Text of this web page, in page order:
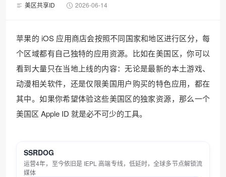
美区共享ID 2026-06-14
苹果的 iOS 应用商店会按照不同国家和地区进行区分，每
个区域都有自己独特的应用资源。比如在美国区，你可以
看到大量只在当地上线的内容：无论是最新的本土游戏、
动漫相关软件，还是仅限美国用户购买的特色应用，都在
其中。如果你希望体验这些美国区的独家资源，那么一个
美国区 Apple ID 就是必不可少的工具。
SSRDOG
运营4年，至今依旧是 IEPL 高端专线，低延时，全球多节点解锁流
媒体